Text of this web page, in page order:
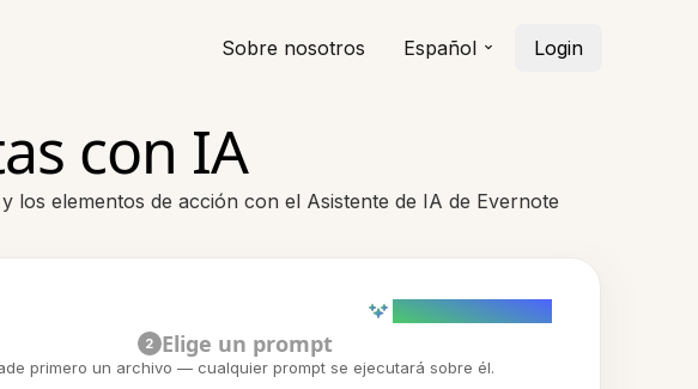
Sobre nosotros Español Login
con IA
elementos de acción con el Asistente de IA de Evernote
2 Elige un prompt
primero un archivo — cualquier prompt se ejecutará sobre él.